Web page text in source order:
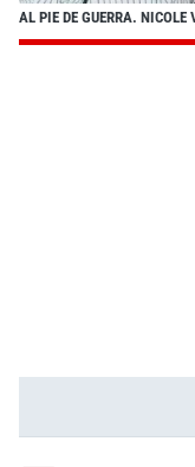
AL PIE DE GUERRA. NICOLE